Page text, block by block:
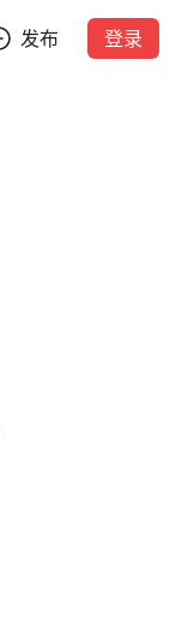
发布 登录